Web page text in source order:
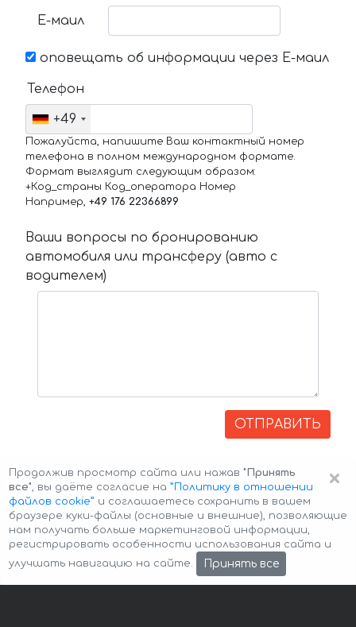
Е-маил
оповещать об информации через Е-маил
Телефон
+49
Пожалуйста, напишите Ваш контактный номер
телефона в полном международном формате.
Формат выглядит следующим образом:
+Код_страны Код_оператора Номер
Например, +49 176 22366899
Ваши вопросы по бронированию
автомобиля или трансферу (авто с
водителем)
ОТПРАВИТЬ
Авторские права © 2026 Авто-Аренда Cookie Policy
×
Продолжив просмотр сайта или нажав "Принять
все", вы даёте согласие на ”Политику в отношении
файлов cookie” и соглашаетесь сохранить в вашем
браузере куки-файлы (основные и внешние), позволяющие
нам получать больше маркетинговой информации,
регистрировать особенности использования сайта и
улучшать навигацию на сайте.
Принять все